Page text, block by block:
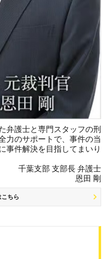
弁護士と専門スタッフの刑
力のサポートで、事件の当
事件解決を目指してまいり
千葉支部 支部長 弁護士
恩田 剛
ちら